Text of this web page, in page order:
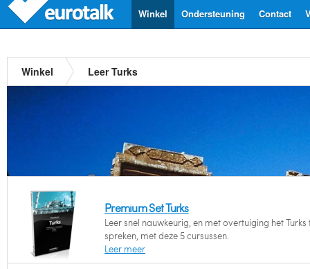
Contact
Ondersteuning
Winkel
Winkel Leer Turks
Premium Set Turks
Leer snel nauwkeurig, en met overtuiging het Turks
spreken, met deze 5 cursussen.
Leer meer